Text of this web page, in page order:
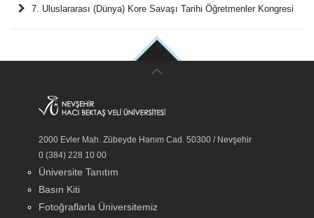
7. Uluslararası (Dünya) Kore Savaşı Tarihi Öğretmenler Kongresi
2000 Evler Mah. Zübeyde Hanım Cad. 50300 / Nevşehir
0 (384) 228 10 00
Üniversite Tanıtım
Basın Kiti
Fotoğraflarla Üniversitemiz